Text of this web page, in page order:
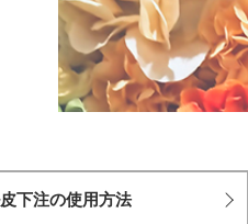
下注の使用方法